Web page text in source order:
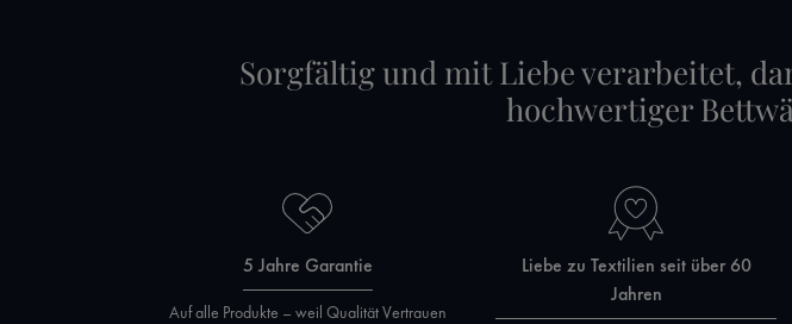
Sorgfältig und mit Liebe verarbeitet,
hochwertiger
5 Jahre Garantie
Auf alle Produkte – weil Qualität Vertrauen
Liebe zu Textilien seit über 60
Jahren